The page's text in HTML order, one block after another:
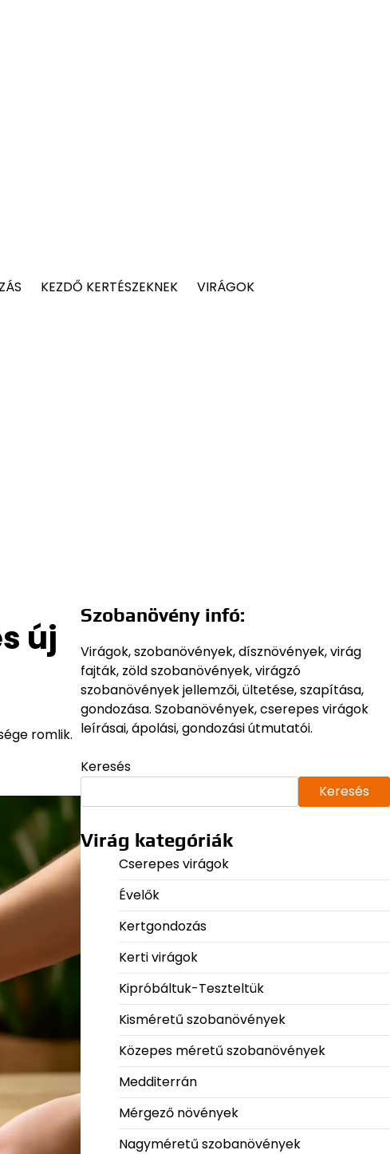
KEZDŐ KERTÉSZEKNEK
VIRÁGOK
új
romlik.
Szobanövény infó:
Virágok, szobanövények, dísznövények, virág
fajták, zöld szobanövények, virágzó
szobanövények jellemzői, ültetése, szapítása,
gondozása. Szobanövények, cserepes virágok
leírásai, ápolási, gondozási útmutatói.
Keresés
Keresés
Virág kategóriák
Cserepes virágok
Évelők
Kertgondozás
Kerti virágok
Kipróbáltuk-Teszteltük
Kisméretű szobanövények
Közepes méretű szobanövények
Medditerrán
Mérgező növények
Nagyméretű szobanövények